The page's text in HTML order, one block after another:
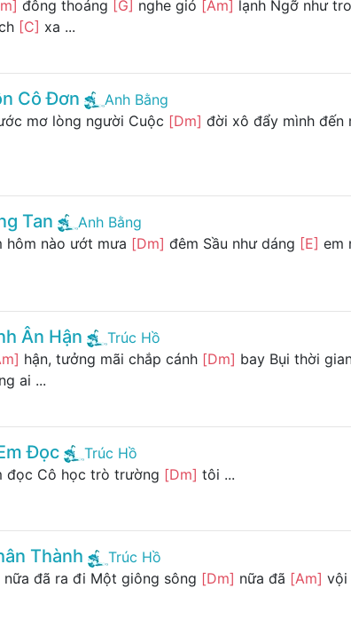
đông thoáng [G] nghe gió [Am] lạnh Ngỡ như
[C] xa ...
Cô Đơn
Anh Bằng
mơ lòng người Cuộc [Dm] đời xô đẩy mình đến
Tan
Anh Bằng
hôm nào ướt mưa [Dm] đêm Sầu như dáng [E] em
Ân Hận
Trúc Hồ
hận, tưởng mãi chắp cánh [Dm] bay Bụi thời
ai ...
Đọc
Trúc Hồ
đọc Cô học trò trường [Dm] tôi ...
Thành
Trúc Hồ
nữa đã ra đi Một giông sông [Dm] nữa đã [Am] vội